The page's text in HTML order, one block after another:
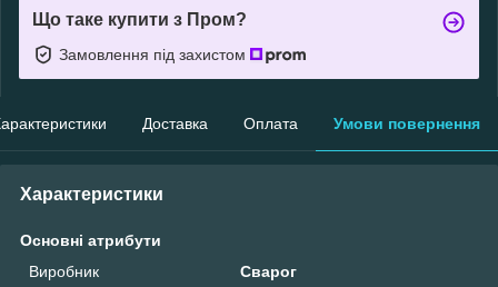
Що таке купити з Пром?
Замовлення під захистом
Доставка Оплата Умови повернення
Характеристики
Основні атрибути
Виробник
Сварог